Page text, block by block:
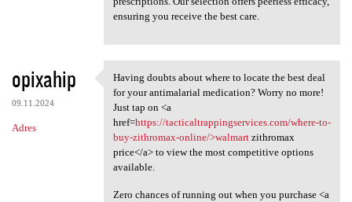
ensuring you receive the best care.
opixahip
09.11.2024
Adres
Having doubts about where to
Having doubts about where to locate the best deal
for your antimalarial medication? Worry no more!
Just tap on <a
href=https://tacticaltrappingservices.com/where-to-
buy-zithromax-online/>walmartzithromax
price</a> to view the most competitive options
available.
Zero chances of running out when you purchase <a